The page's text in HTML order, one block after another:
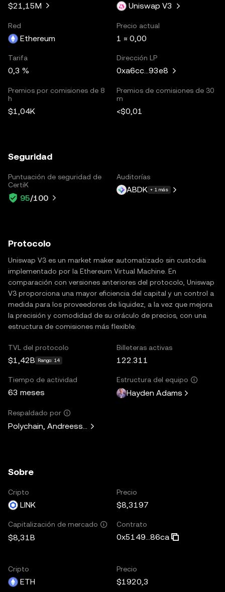
$21,15M Uniswap V3
Red
Ethereum
Precio actual
1 ≈ 0,00
Tarifa
0,3 %
Dirección LP
0xa6cc...93e8
Premios por comisiones de 8
h
$1,04K
Premios de comisiones de 30
m
<$0,01
Seguridad
Puntuación de seguridad de
CertiK
95/100
Auditorías
ABDK + 1 más
Protocolo
Uniswap V3 es un market maker automatizado sin custodia
implementado por la Ethereum Virtual Machine. En
comparación con versiones anteriores del protocolo, Uniswap
V3 proporciona una mayor eficiencia del capital y un control a
medida para los proveedores de liquidez, a la vez que mejora
la precisión y comodidad de su oráculo de precios, con una
estructura de comisiones más flexible.
TVL del protocolo
$1,42B Rango: 14
Billeteras activas
122.311
Tiempo de actividad
63 meses
Estructura del equipo
Hayden Adams
Respaldado por
Polychain, Andreessen Horowitz, Paradigm, Variant Fund,
Sobre
Cripto
LINK
Precio
$8,3197
Capitalización de mercado
$8,31B
Contrato
0x5149...86ca
Cripto
ETH
Precio
$1920,3